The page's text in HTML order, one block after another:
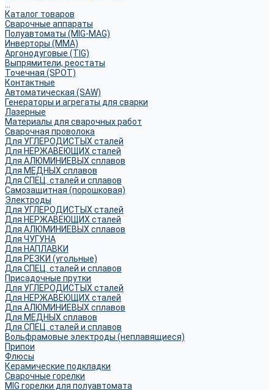
Каталог товаров
Сварочные аппараты
Полуавтоматы (MIG-MAG)
Инверторы (MMA)
Аргонодуговые (TIG)
Выпрямители, реостаты
Точечная (SPOT)
Контактные
Автоматическая (SAW)
Генераторы и агрегаты для сварки
Лазерные
Материалы для сварочных работ
Сварочная проволока
Для УГЛЕРОДИСТЫХ сталей
Для НЕРЖАВЕЮЩИХ сталей
Для АЛЮМИНИЕВЫХ сплавов
Для МЕДНЫХ сплавов
Для СПЕЦ. сталей и сплавов
Самозащитная (порошковая)
Электроды
Для УГЛЕРОДИСТЫХ сталей
Для НЕРЖАВЕЮЩИХ сталей
Для АЛЮМИНИЕВЫХ сплавов
Для ЧУГУНА
Для НАПЛАВКИ
Для РЕЗКИ (угольные)
Для СПЕЦ. сталей и сплавов
Присадочные прутки
Для УГЛЕРОДИСТЫХ сталей
Для НЕРЖАВЕЮЩИХ сталей
Для АЛЮМИНИЕВЫХ сплавов
Для МЕДНЫХ сплавов
Для СПЕЦ. сталей и сплавов
Вольфрамовые электроды (неплавящиеся)
Припои
Флюсы
Керамические подкладки
Сварочные горелки
MIG горелки для полуавтомата